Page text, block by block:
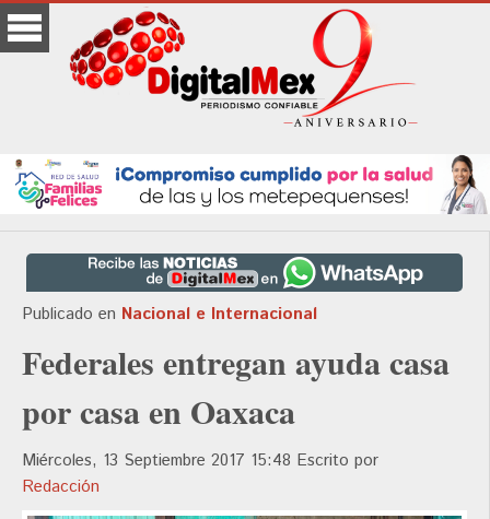
Publicado en Nacional e Internacional
Federales entregan ayuda casa
por casa en Oaxaca
Miércoles, 13 Septiembre 2017 15:48 Escrito por
Redacción